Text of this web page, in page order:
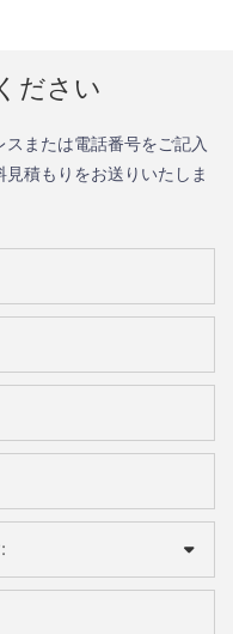
ださい
または電話番号をご記入
積もりをお送りいたしま